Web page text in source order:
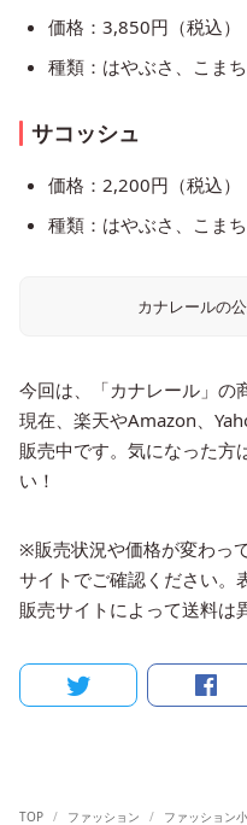
価格：3,850円（税込）
種類：はやぶさ、こま
サコッシュ
価格：2,200円（税込）
種類：はやぶさ、こま
カナレールの
今回は、「カナレール」の
現在、楽天やAmazon、
販売中です。気になった方
い！
※販売状況や価格が変わっ
サイトでご確認ください。
販売サイトによって送料は
TOP ファッション ファッション